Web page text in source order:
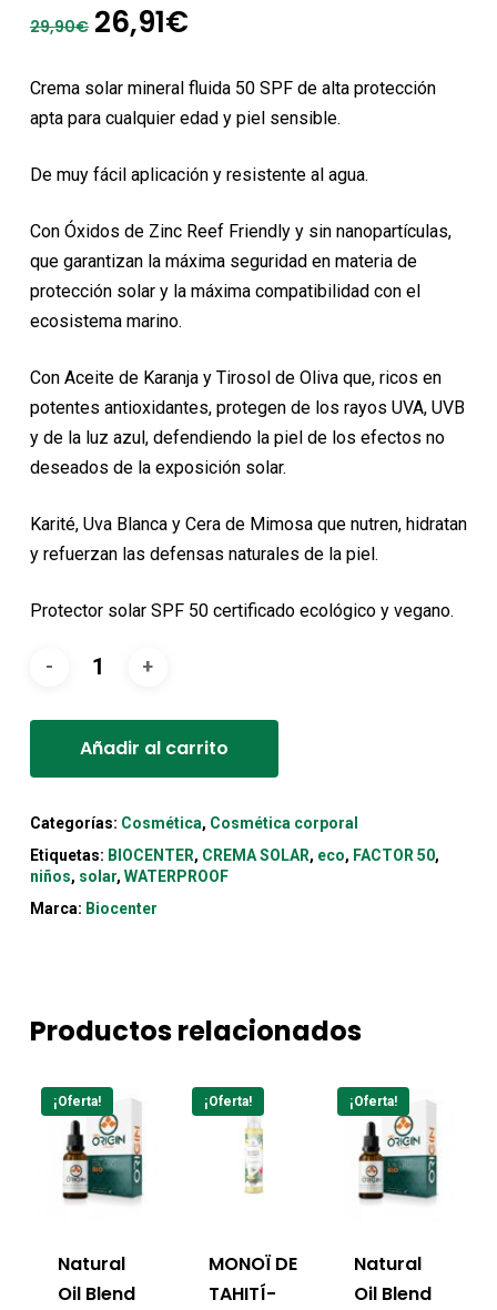
29,90€ El
original
era:
26,91€El
actual
es:
Crema solar mineral fluida 50 SPF de alta protección
apta para cualquier edad y piel sensible.
De muy fácil aplicación y resistente al agua.
Con Óxidos de Zinc Reef Friendly y sin nanopartículas,
que garantizan la máxima seguridad en materia de
protección solar y la máxima compatibilidad con el
ecosistema marino.
Con Aceite de Karanja y Tirosol de Oliva que, ricos en
potentes antioxidantes, protegen de los rayos UVA, UVB
y de la luz azul, defendiendo la piel de los efectos no
deseados de la exposición solar.
Karité, Uva Blanca y Cera de Mimosa que nutren, hidratan
y refuerzan las defensas naturales de la piel.
Protector solar SPF 50 certificado ecológico y vegano.
Añadir al carrito
Categorías: Cosmética, Cosmética corporal
Etiquetas: BIOCENTER, CREMA SOLAR, eco, FACTOR 50,
niños, solar, WATERPROOF
Marca: Biocenter
Productos relacionados
¡Oferta!
Natural
Oil Blend
¡Oferta!
MONOÏ DE
TAHITÍ-
¡Oferta!
Natural
Oil Blend